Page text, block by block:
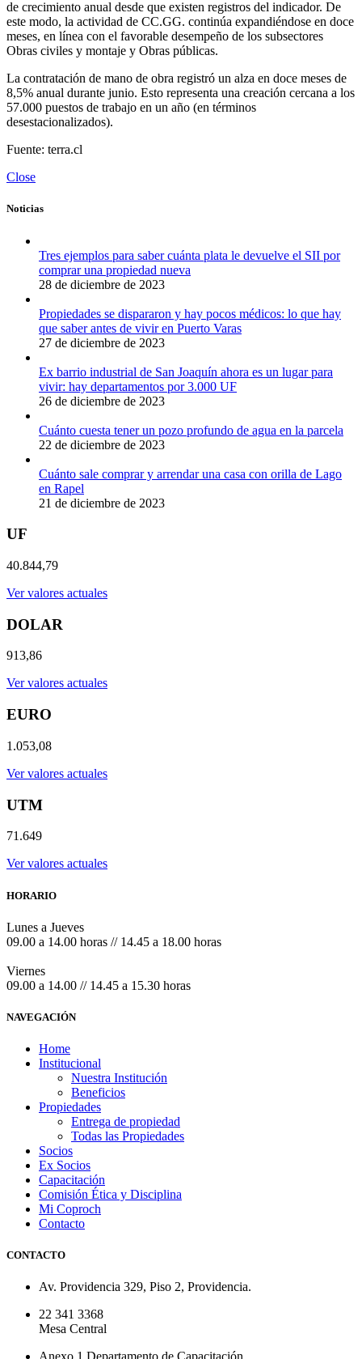
de crecimiento anual desde que existen registros del indicador. De
este modo, la actividad de CC.GG. continúa expandiéndose en doce
meses, en línea con el favorable desempeño de los subsectores
Obras civiles y montaje y Obras públicas.
La contratación de mano de obra registró un alza en doce meses de
8,5% anual durante junio. Esto representa una creación cercana a los
57.000 puestos de trabajo en un año (en términos
desestacionalizados).
Fuente: terra.cl
Close
Noticias
Tres ejemplos para saber cuánta plata le devuelve el SII por
comprar una propiedad nueva
28 de diciembre de 2023
Propiedades se dispararon y hay pocos médicos: lo que hay
que saber antes de vivir en Puerto Varas
27 de diciembre de 2023
Ex barrio industrial de San Joaquín ahora es un lugar para
vivir: hay departamentos por 3.000 UF
26 de diciembre de 2023
Cuánto cuesta tener un pozo profundo de agua en la parcela
22 de diciembre de 2023
Cuánto sale comprar y arrendar una casa con orilla de Lago
en Rapel
21 de diciembre de 2023
UF
40.844,79
Ver valores actuales
DOLAR
913,86
Ver valores actuales
EURO
1.053,08
Ver valores actuales
UTM
71.649
Ver valores actuales
HORARIO
Lunes a Jueves
09.00 a 14.00 horas // 14.45 a 18.00 horas
Viernes
09.00 a 14.00 // 14.45 a 15.30 horas
NAVEGACIÓN
Home
Institucional
Nuestra Institución
Beneficios
Propiedades
Entrega de propiedad
Todas las Propiedades
Socios
Ex Socios
Capacitación
Comisión Ética y Disciplina
Mi Coproch
Contacto
CONTACTO
Av. Providencia 329, Piso 2, Providencia.
22 341 3368
Mesa Central